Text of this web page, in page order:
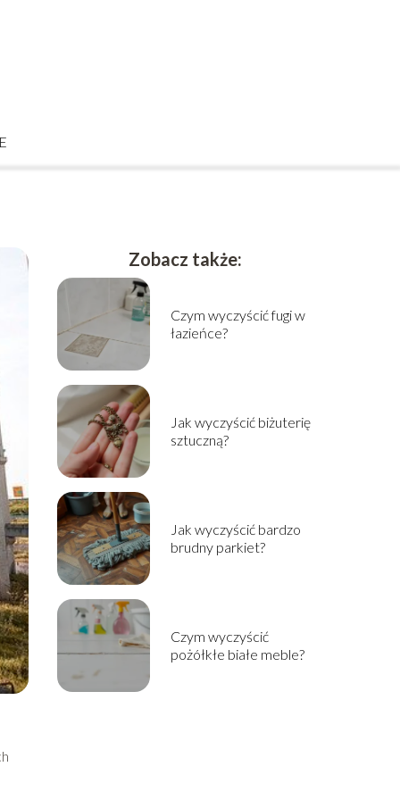
Zobacz także:
Czym wyczyścić fugi w
łazieńce?
Jak wyczyścić biżuterię
sztuczną?
Jak wyczyścić bardzo
brudny parkiet?
Czym wyczyścić
pożółkłe białe meble?